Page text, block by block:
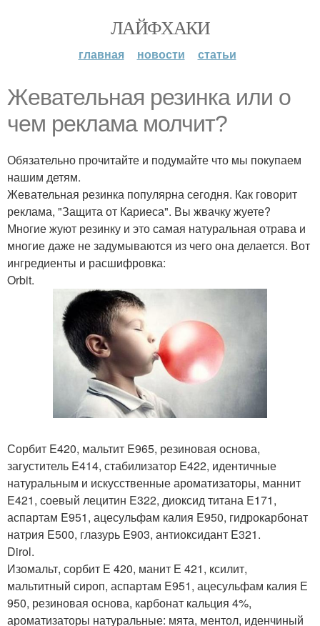
ЛАЙФХАКИ
главная новости статьи
Жевательная резинка или о
чем реклама молчит?
Обязательно прочитайте и подумайте что мы покупаем
нашим детям.
Жевательная резинка популярна сегодня. Как говорит
реклама, "Защита от Кариеса". Вы жвачку жуете?
Многие жуют резинку и это самая натуральная отрава и
многие даже не задумываются из чего она делается. Вот
ингредиенты и расшифровка:
Orbit.
Сорбит E420, мальтит E965, резиновая основа,
загуститель E414, стабилизатор E422, идентичные
натуральным и искусственные ароматизаторы, маннит
E421, соевый лецитин E322, диоксид титана E171,
аспартам E951, ацесульфам калия E950, гидрокарбонат
натрия E500, глазурь E903, антиоксидант E321.
Dirol.
Изомальт, сорбит Е 420, манит Е 421, ксилит,
мальтитный сироп, аспартам E951, ацесульфам калия Е
950, резиновая основа, карбонат кальция 4%,
ароматизаторы натуральные: мята, ментол, иденчиный